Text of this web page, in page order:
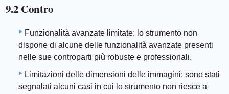
9.2 Contro
Funzionalità avanzate limitate: lo strumento non
dispone di alcune delle funzionalità avanzate presenti
nelle sue controparti più robuste e professionali.
Limitazioni delle dimensioni delle immagini: sono stati
segnalati alcuni casi in cui lo strumento non riesce a